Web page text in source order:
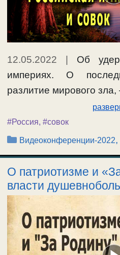
12.05.2022 | Об
империях. О
разлитие мирового
#Россия, #совок
Рубрики
Видеоконференции-2022,
О патриотизме и
власти